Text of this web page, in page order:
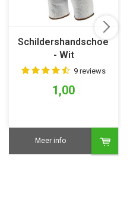
Schildershandschoen
- Wit
9 reviews
1,00
Meer info